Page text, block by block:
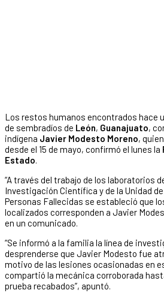
Los restos humanos encontrados hace
de sembradíos de León, Guanajuato,
indígena Javier Modesto Moreno,
desde el 15 de mayo, confirmó el lunes la
Estado.
“A través del trabajo de los laboratorios
Investigación Científica y de la Unidad
Personas Fallecidas se estableció que
localizados corresponden a Javier
en un comunicado.
“Se informó a la familia la línea de
desprenderse que Javier Modesto fue
motivo de las lesiones ocasionadas en
compartió la mecánica corroborada
prueba recabados”, apuntó.